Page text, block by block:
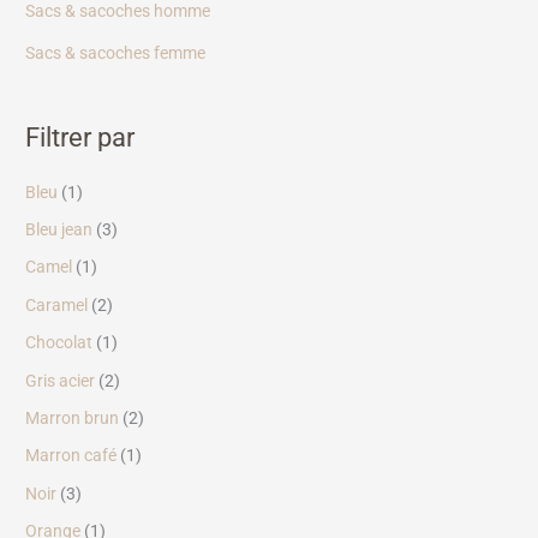
Sacs & sacoches homme
Sacs & sacoches femme
Filtrer par
Bleu (1)
Bleu jean (3)
Camel (1)
Caramel (2)
Chocolat (1)
Gris acier (2)
Marron brun (2)
Marron café (1)
Noir (3)
Orange (1)